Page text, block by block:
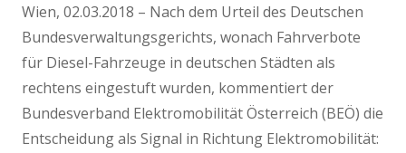
Wien, 02.03.2018 – Nach dem Urteil des Deutschen
Bundesverwaltungsgerichts, wonach Fahrverbote
für Diesel-Fahrzeuge in deutschen Städten als
rechtens eingestuft wurden, kommentiert der
Bundesverband Elektromobilität Österreich (BEÖ) die
Entscheidung als Signal in Richtung Elektromobilität: